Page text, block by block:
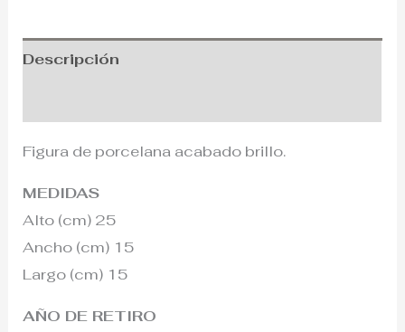
Descripción
Figura de porcelana acabado brillo.
MEDIDAS
Alto (cm) 25
Ancho (cm) 15
Largo (cm) 15
AÑO DE RETIRO